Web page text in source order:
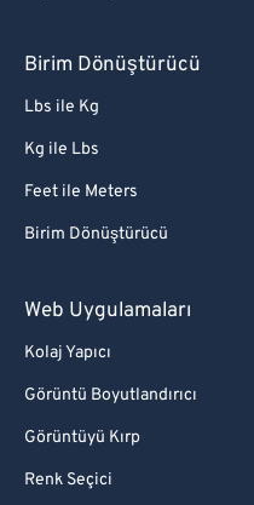
Birim Dönüştürücü
Lbs ile Kg
Kg ile Lbs
Feet ile Meters
Birim Dönüştürücü
Web Uygulamaları
Kolaj Yapıcı
Görüntü Boyutlandırıcı
Görüntüyü Kırp
Renk Seçici